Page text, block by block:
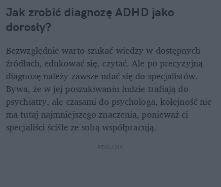
Jak zrobić diagnozę ADHD jako
dorosły?
Bezwzględnie warto szukać wiedzy w dostępnych
źródłach, edukować się, czytać. Ale po precyzyjną
diagnozę należy zawsze udać się do specjalistów.
Bywa, że w jej poszukiwaniu ludzie trafiają do
psychiatry, ale czasami do psychologa, kolejność nie
ma tutaj najmniejszego znaczenia, ponieważ ci
specjaliści ściśle ze sobą współpracują.
REKLAMA